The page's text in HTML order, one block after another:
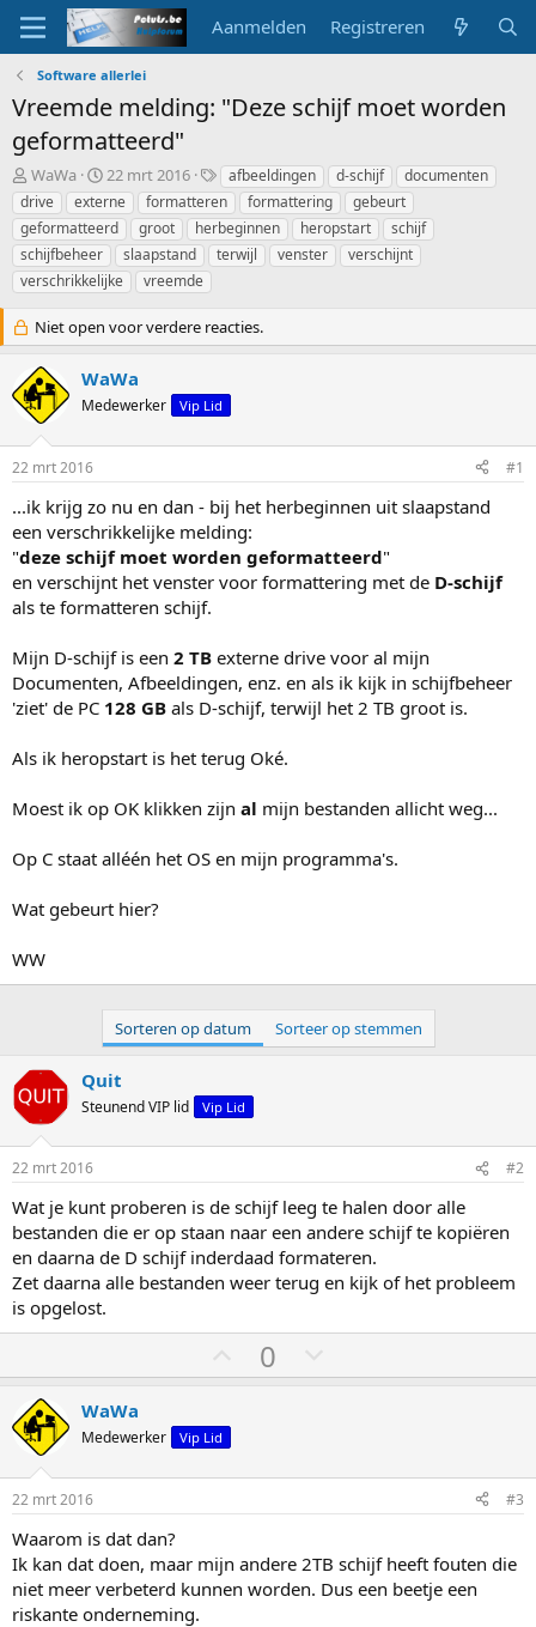
Aanmelden Registreren
Software allerlei
Vreemde melding: "Deze schijf moet worden
geformatteerd"
O
n
d
e
r
w
p
s
t
a
t
e
r
WaWa
S
t
a
r
t
d
t
u
22 mrt 2016
T
a
g
s
afbeeldingen d-schijf
documenten
drive
externe formatteren formattering
gebeurt
geformatteerd
groot herbeginnen heropstart
schijf
schijfbeheer
slaapstand terwijl venster
verschijnt
verschrikkelijke
vreemde
Niet open voor verdere reacties.
WaWa
Medewerker Vip Lid
22 mrt 2016 #1
...ik krijg zo nu en dan - bij het herbeginnen uit slaapstand
een verschrikkelijke melding:
"deze schijf moet worden geformatteerd"
en verschijnt het venster voor formattering met de D-schijf
als te formatteren schijf.
Mijn D-schijf is een 2 TB externe drive voor al mijn
Documenten, Afbeeldingen, enz. en als ik kijk in schijfbeheer
'ziet' de PC 128 GB als D-schijf, terwijl het 2 TB groot is.
Als ik heropstart is het terug Oké.
Moest ik op OK klikken zijn al mijn bestanden allicht weg...
Op C staat alléén het OS en mijn programma's.
Wat gebeurt hier?
WW
Sorteren op datum Sorteer op stemmen
Quit
Steunend VIP lid Vip Lid
22 mrt 2016 #2
Wat je kunt proberen is de schijf leeg te halen door alle
bestanden die er op staan naar een andere schijf te kopiëren
en daarna de D schijf inderdaad formateren.
Zet daarna alle bestanden weer terug en kijk of het probleem
is opgelost.
t
o
h
o
o
0
t
o
l
a
a
WaWa
Medewerker Vip Lid
22 mrt 2016 #3
Waarom is dat dan?
Ik kan dat doen, maar mijn andere 2TB schijf heeft fouten die
niet meer verbeterd kunnen worden. Dus een beetje een
riskante onderneming.